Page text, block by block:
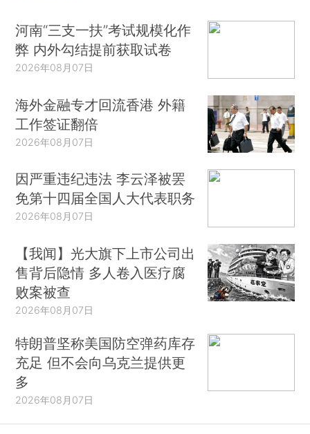
河南“三支一扶”考试规模化作
弊 内外勾结提前获取试卷
2026年08月07日
海外金融专才回流香港 外籍
工作签证翻倍
2026年08月07日
因严重违纪违法 李云泽被罢
免第十四届全国人大代表职务
2026年08月07日
【我闻】光大旗下上市公司出
售背后隐情 多人卷入医疗腐
败案被查
2026年08月07日
特朗普坚称美国防空弹药库存
充足 但不会向乌克兰提供更
多
2026年08月07日